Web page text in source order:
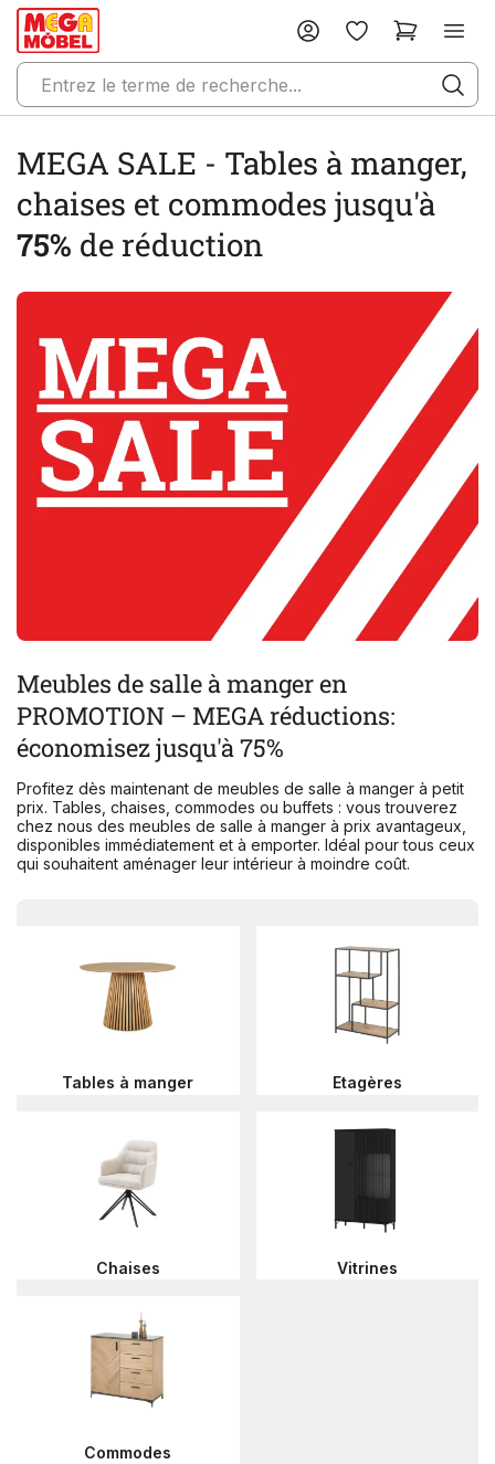
MEGA SALE - Tables à manger,
chaises et commodes jusqu'à
75% de réduction
Meubles de salle à manger en
PROMOTION – MEGA réductions:
économisez jusqu'à75%
Profitez dès maintenant de meubles de salle à manger à petit
prix. Tables, chaises, commodes ou buffets : vous trouverez
chez nous des meubles de salle à manger à prix avantageux,
disponibles immédiatement et à emporter. Idéal pour tous ceux
qui souhaitent aménager leur intérieur à moindre coût.
Tables à manger
Chaises
Commodes
Etagères
Vitrines